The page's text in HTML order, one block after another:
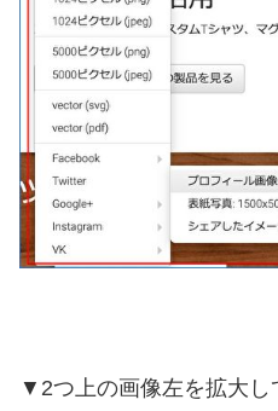
▼2つ上の画像左を拡大し